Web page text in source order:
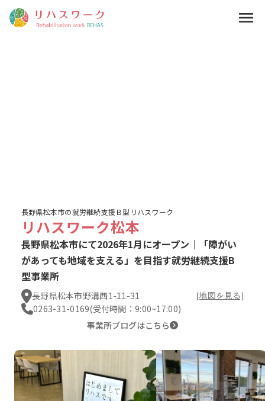
menu
リハスワーク松本
長野県松本市の就労継続支援Ｂ型リハスワーク
長野県松本市にて2026年1月にオープン｜「障がい
があっても地域を支える」を目指す就労継続支援B
型事業所
長野県松本市野溝西1-11-31 [地図を見る]
0263-31-0169(受付時間：9:00~17:00)
事業所ブログはこちら